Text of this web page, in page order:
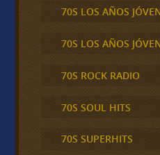
70S LOS AÑOS
70S LOS AÑOS
70S ROCK RADIO
70S SOUL HITS
70S SUPERHITS